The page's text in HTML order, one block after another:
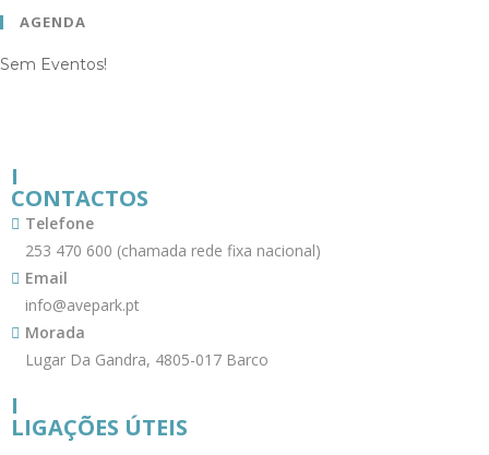
AGENDA
Sem Eventos!
I
CONTACTOS
Telefone
253 470 600 (chamada rede fixa nacional)
Email
info@avepark.pt
Morada
Lugar Da Gandra, 4805-017 Barco
I
LIGAÇÕES ÚTEIS